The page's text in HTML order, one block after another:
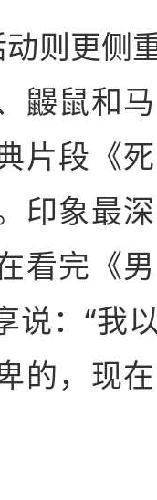
动则更侧
鼹鼠和
片段《
印象最
看完《
说：“我
的，现